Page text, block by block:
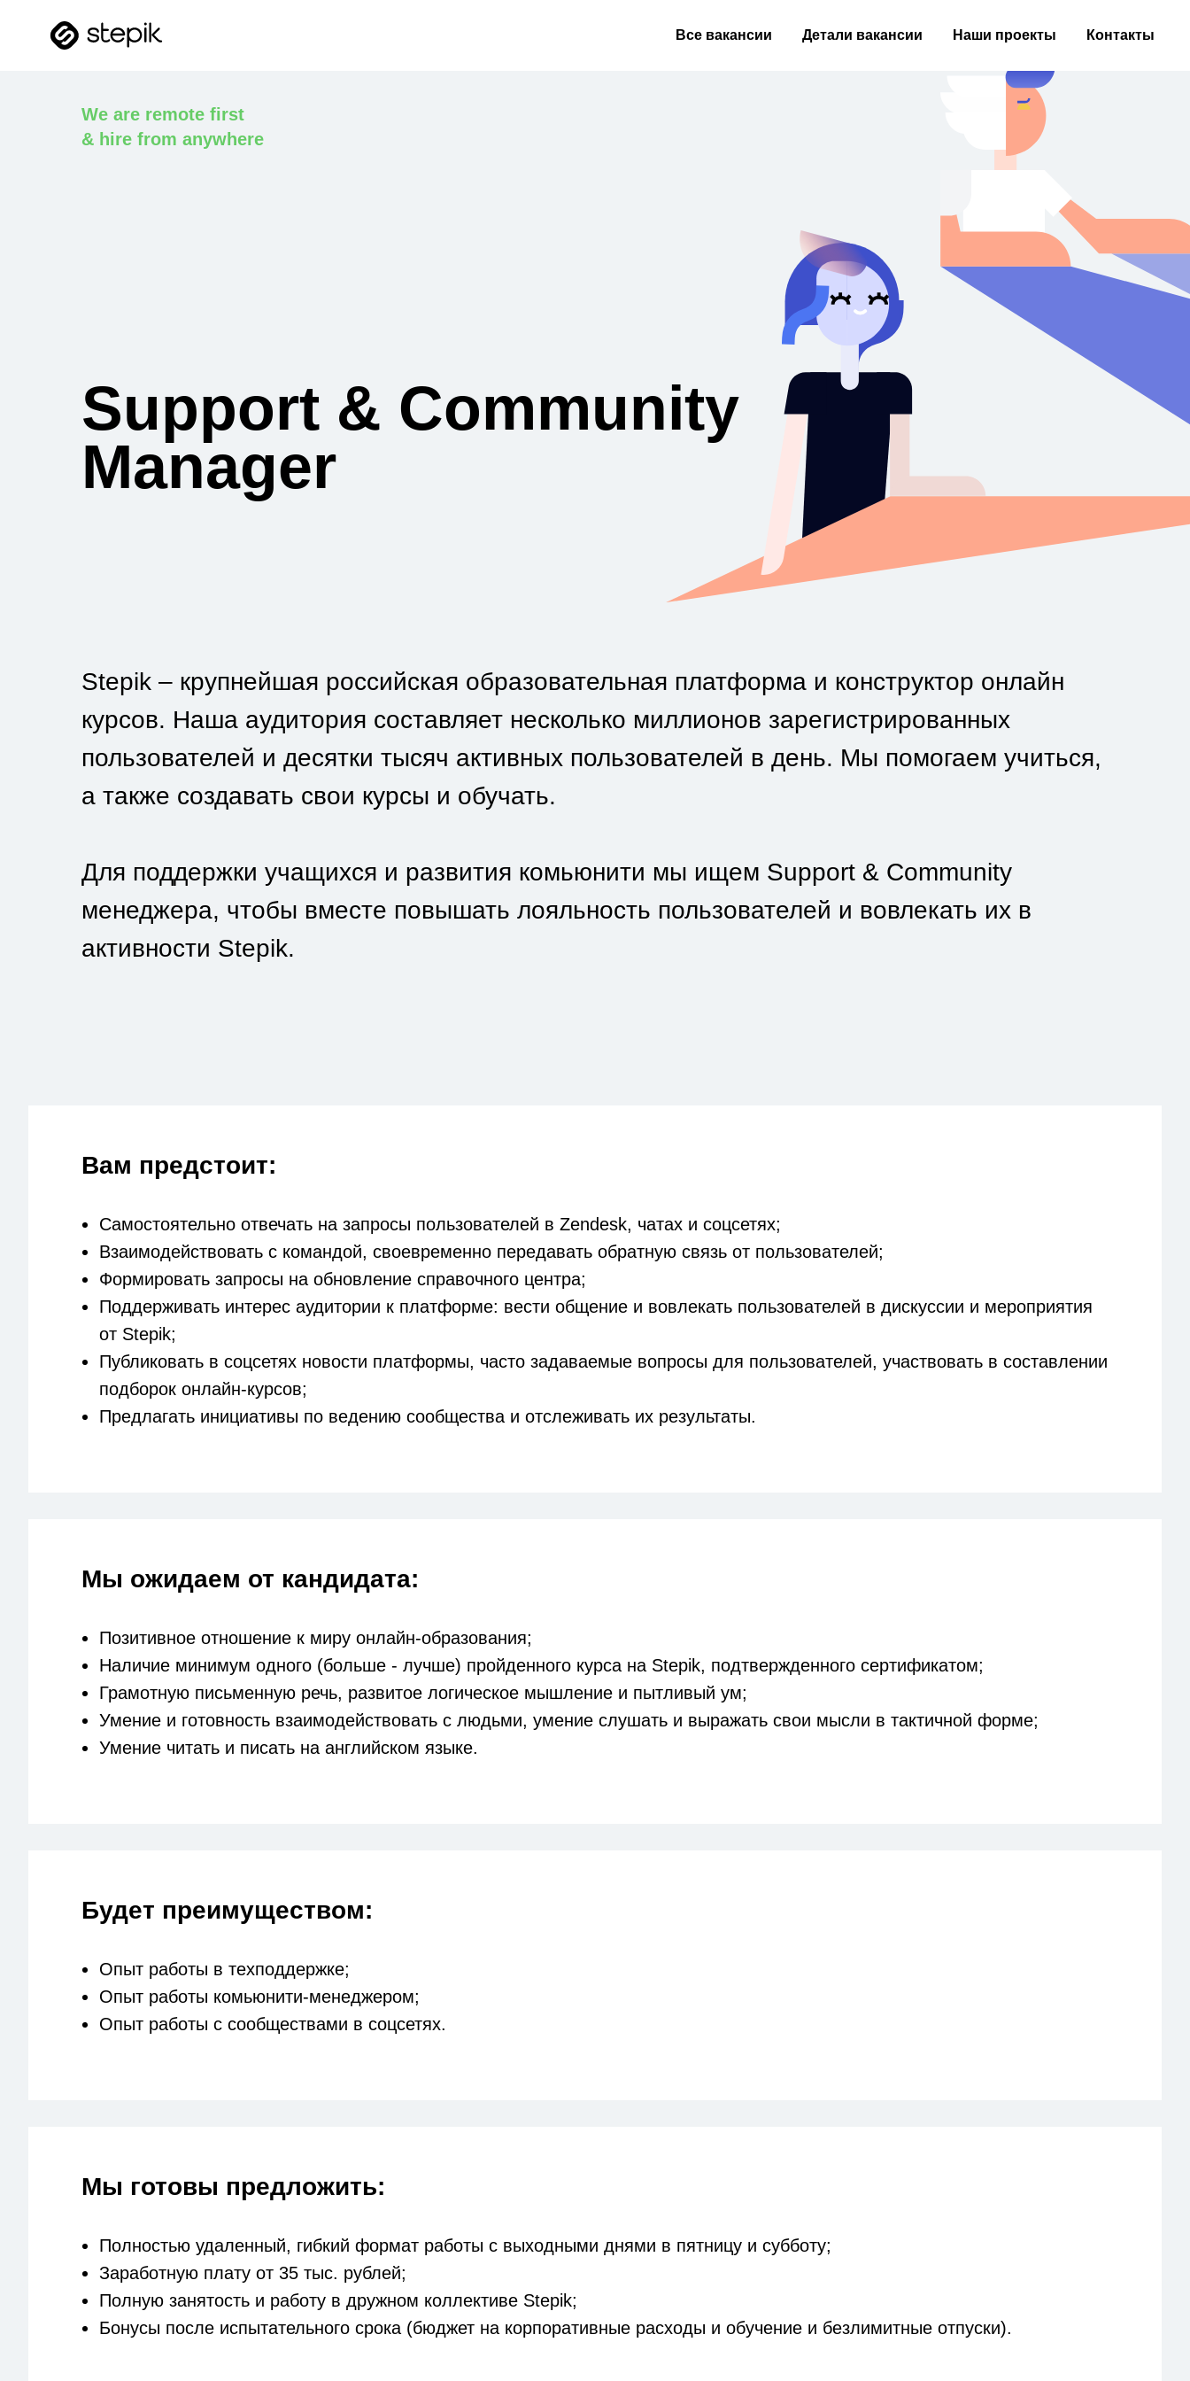
Все вакансии Детали вакансии Наши проекты Контакты
Support & Community
Manager
We are remote first
& hire from anywhere
Stepik – крупнейшая российская образовательная платформа и конструктор онлайн
курсов. Наша аудитория составляет несколько миллионов зарегистрированных
пользователей и десятки тысяч активных пользователей в день. Мы помогаем учиться,
а также создавать свои курсы и обучать.
Для поддержки учащихся и развития комьюнити мы ищем Support & Community
менеджера, чтобы вместе повышать лояльность пользователей и вовлекать их в
активности Stepik.
Вам предстоит:
Самостоятельно отвечать на запросы пользователей в Zendesk, чатах и соцсетях;
Взаимодействовать с командой, своевременно передавать обратную связь от пользователей;
Формировать запросы на обновление справочного центра;
Поддерживать интерес аудитории к платформе: вести общение и вовлекать пользователей в дискуссии и мероприятия
от Stepik;
Публиковать в соцсетях новости платформы, часто задаваемые вопросы для пользователей, участвовать в составлении
подборок онлайн-курсов;
Предлагать инициативы по ведению сообщества и отслеживать их результаты.
Мы ожидаем от кандидата:
Позитивное отношение к миру онлайн-образования;
Наличие минимум одного (больше - лучше) пройденного курса на Stepik, подтвержденного сертификатом;
Грамотную письменную речь, развитое логическое мышление и пытливый ум;
Умение и готовность взаимодействовать с людьми, умение слушать и выражать свои мысли в тактичной форме;
Умение читать и писать на английском языке.
Будет преимуществом:
Опыт работы в техподдержке;
Опыт работы комьюнити-менеджером;
Опыт работы с сообществами в соцсетях.
Мы готовы предложить:
Полностью удаленный, гибкий формат работы с выходными днями в пятницу и субботу;
Заработную плату от 35 тыс. рублей;
Полную занятость и работу в дружном коллективе Stepik;
Бонусы после испытательного срока (бюджет на корпоративные расходы и обучение и безлимитные отпуски).